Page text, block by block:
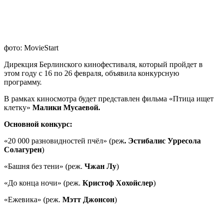
фото: MovieStart
Дирекция Берлинского кинофестиваля, который пройдет в
этом году с 16 по 26 февраля, объявила конкурсную
программу.
В рамках киносмотра будет представлен фильма «Птица ищет
клетку» Малики Мусаевой.
Основной конкурс:
«20 000 разновидностей пчёл» (реж. Эстибалис Урресола
Солагурен)
«Башня без тени» (реж. Чжан Лу)
«До конца ночи» (реж. Кристоф Хохойслер)
«Ежевика» (реж. Мэтт Джонсон)